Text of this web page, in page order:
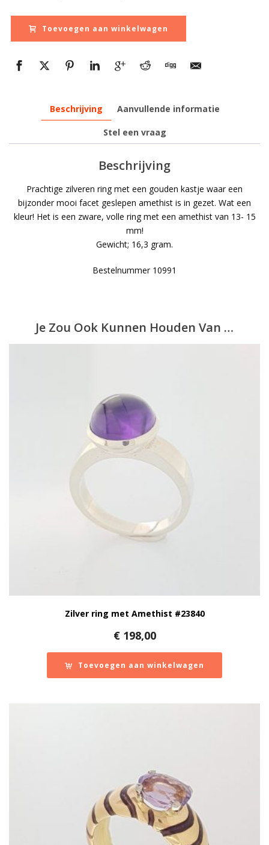
Toevoegen aan winkelwagen
Beschrijving Aanvullende informatie
Stel een vraag
Beschrijving
Prachtige zilveren ring met een gouden kastje waar een
bijzonder mooi facet geslepen amethist is in gezet. Wat een
kleur! Het is een zware, volle ring met een amethist van 13- 15
mm!
Gewicht; 16,3 gram.
Bestelnummer 10991
Je Zou Ook Kunnen Houden Van …
Zilver ring met Amethist #23840
€198,00
Toevoegen aan winkelwagen